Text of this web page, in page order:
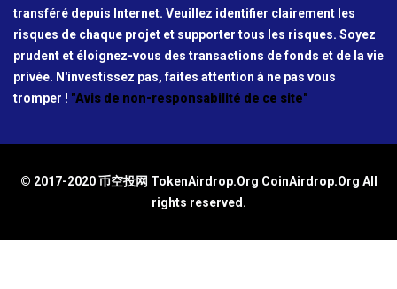
transféré depuis Internet. Veuillez identifier clairement les
risques de chaque projet et supporter tous les risques. Soyez
prudent et éloignez-vous des transactions de fonds et de la vie
privée. N'investissez pas, faites attention à ne pas vous
tromper ! "Avis de non-responsabilité de ce site"
© 2017-2020 币空投网 TokenAirdrop.Org CoinAirdrop.Org All
rights reserved.